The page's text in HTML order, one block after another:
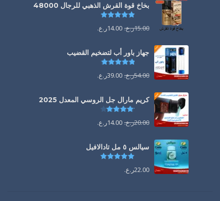
بخاخ قوة القرش الذهبي للرجال 48000
تم التقييم
15.00ر.ع. 14.00ر.ع.
جهاز باور أب لتضخيم القضيب
تم التقييم
54.00ر.ع. 39.00ر.ع.
كريم مارال جل الروسي المعدل 2025
تم التقييم
20.00ر.ع. 14.00ر.ع.
سيالس ٥ مل تادالافيل
22.00ر.ع.